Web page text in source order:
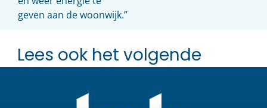
geven aan de woonwijk.”
Lees ook het volgende